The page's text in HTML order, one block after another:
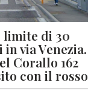
di 30
via Venezia.
Corallo 162
con il rosso